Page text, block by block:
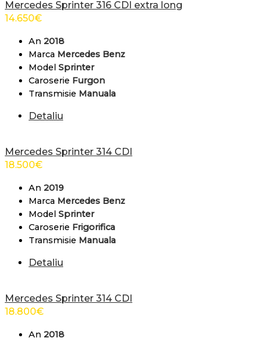
Mercedes Sprinter 316 CDI extra long
14.650€
An 2018
Marca Mercedes Benz
Model Sprinter
Caroserie Furgon
Transmisie Manuala
Detaliu
Mercedes Sprinter 314 CDI
18.500€
An 2019
Marca Mercedes Benz
Model Sprinter
Caroserie Frigorifica
Transmisie Manuala
Detaliu
Mercedes Sprinter 314 CDI
18.800€
An 2018